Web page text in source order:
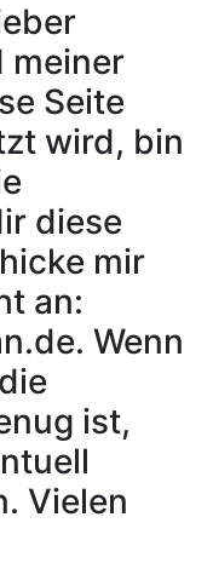
meiner
Seite
wird, bin
diese
mir
an:
Wenn
ist,
Vielen